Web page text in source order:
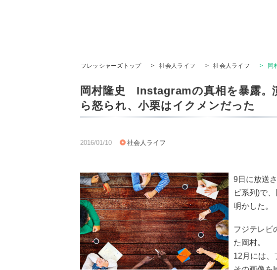
フレッシャーズトップ > 社会人ライフ > 社会人ライフ > 岡
岡村隆史 Instagramの真相を暴露。
ら怒られ、小栗はイクメンだった
2016/01/10 社会人ライフ
9日に放送
ビ系列)で
明かした。
フジテレビ
た岡村。
12月には、